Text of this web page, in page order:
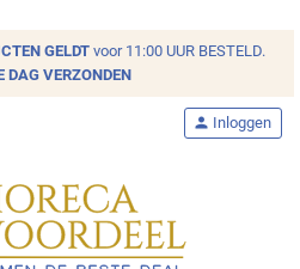
GELDT voor 11:00 UUR BESTELD.
DAG VERZONDEN
person Inloggen